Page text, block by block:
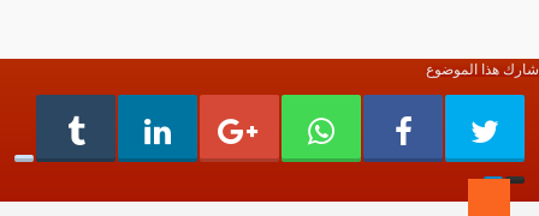
شارك هذا الموضوع